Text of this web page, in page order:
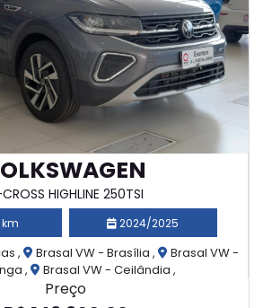
HIGHLINE 250TSI
km 2024/2025
, Brasal VW - Brasília ,
Brasal VW -
,
Brasal VW - Ceilândia ,
Preço